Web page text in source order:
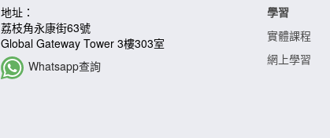
地址：
荔枝角永康街63號
Global Gateway Tower 3樓303室
Whatsapp查詢
學習
實體課程
網上學習